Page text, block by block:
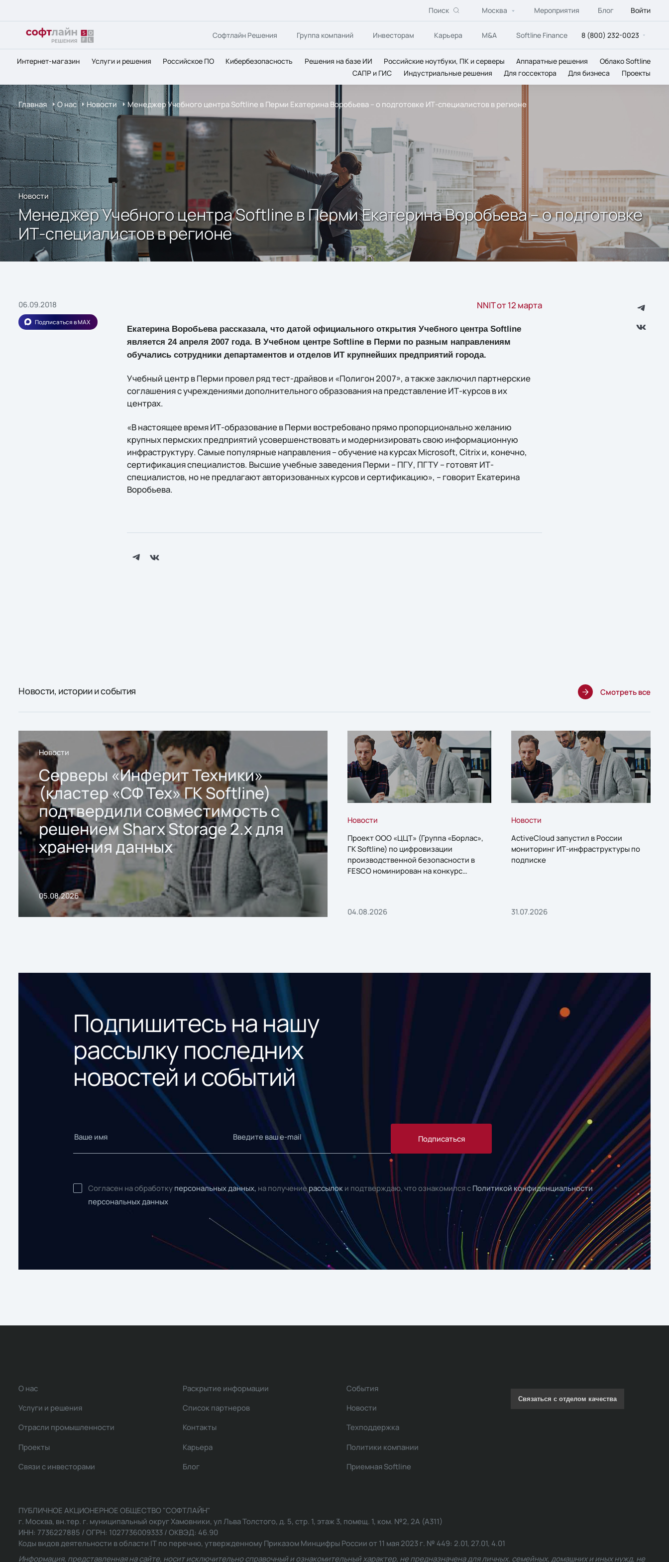
Поиск Москва Мероприятия Блог Войти
Софтлайн Решения Группа компаний Инвесторам Карьера M&A Softline Finance 8 (800) 232-0023
Интернет-магазин Услуги и решения Российское ПО Кибербезопасность Решения на базе ИИ Российские ноутбуки, ПК и серверы Аппаратные решения
Облако Softline
САПР и ГИС
Индустриальные решения Для госсектора Для бизнеса Проекты
Главная О нас Новости Менеджер Учебного центра Softline в Перми Екатерина Воробьева – о подготовке ИТ-специалистов в регионе
Новости
Менеджер Учебного центра Softline в Перми Екатерина Воробьева – о подготовке
ИТ-специалистов в регионе
06.09.2018
Подписаться в MAX
NNIT от 12 марта
Екатерина Воробьева рассказала, что датой официального открытия Учебного центра Softline
является 24 апреля 2007 года. В Учебном центре Softline в Перми по разным направлениям
обучались сотрудники департаментов и отделов ИТ крупнейших предприятий города.
Учебный центр в Перми провел ряд тест-драйвов и «Полигон 2007», а также заключил партнерские
соглашения с учреждениями дополнительного образования на представление ИТ-курсов в их
центрах.
«В настоящее время ИТ-образование в Перми востребовано прямо пропорционально желанию
крупных пермских предприятий усовершенствовать и модернизировать свою информационную
инфраструктуру. Самые популярные направления – обучение на курсах Microsoft, Citrix и, конечно,
сертификация специалистов. Высшие учебные заведения Перми – ПГУ, ПГТУ – готовят ИТ-
специалистов, но не предлагают авторизованных курсов и сертификацию», – говорит Екатерина
Воробьева.
Новости, истории и события Смотреть все
Новости
Серверы «Инферит Техники»
(кластер «СФ Тех» ГК Softline)
подтвердили совместимость с
решением Sharx Storage 2.x для
хранения данных
05.08.2026
Новости
Проект ООО «ЦЦТ» (Группа «Борлас»,
ГК Softline) по цифровизации
производственной безопасности в
FESCO номинирован на конкурс
04.08.2026
Новости
ActiveCloud запустил в России
мониторинг ИТ-инфраструктуры по
подписке
31.07.2026
Подпишитесь на нашу
рассылку последних
новостей и событий
Подписаться
Согласен на обработку персональных данных, на получениерассылок и подтверждаю, что ознакомился с Политикой конфиденциальности
персональных данных
О нас
Услуги и решения
Отрасли промышленности
Проекты
Связи с инвесторами
Раскрытие информации
Список партнеров
Контакты
Карьера
Блог
События
Новости
Техподдержка
Политики компании
Приемная Softline
Связаться с отделом качества
ПУБЛИЧНОЕ АКЦИОНЕРНОЕ ОБЩЕСТВО "СОФТЛАЙН"
г. Москва, вн.тер. г. муниципальный округ Хамовники, ул Льва Толстого, д. 5, стр. 1, этаж 3, помещ. 1, ком. №2, 2А (А311)
ИНН: 7736227885 / ОГРН: 1027736009333 / ОКВЭД: 46.90
Коды видов деятельности в области IT по перечню, утвержденному Приказом Минцифры России от 11 мая 2023 г. № 449: 2.01, 27.01, 4.01
Информация, представленная на сайте, носит исключительно справочный и ознакомительный характер, не предназначена для личных, семейных, домашних и иных нужд, не